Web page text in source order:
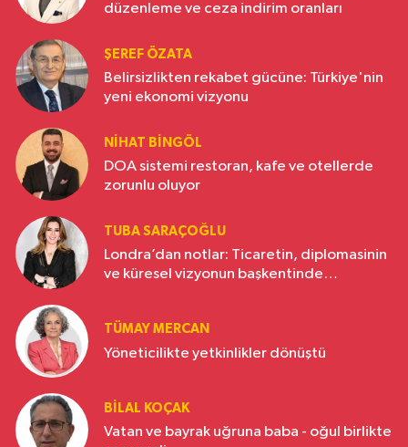
düzenleme ve ceza indirim oranları
ŞEREF ÖZATA
Belirsizlikten rekabet gücüne: Türkiye'nin
yeni ekonomi vizyonu
NIHAT BINGÖL
DOA sistemi restoran, kafe ve otellerde
zorunlu oluyor
TUBA SARAÇOĞLU
Londra’dan notlar: Ticaretin, diplomasinin
ve küresel vizyonun başkentinde
TÜMAY MERCAN
Yöneticilikte yetkinlikler dönüştü
BILAL KOÇAK
Vatan ve bayrak uğruna baba - oğul birlikte